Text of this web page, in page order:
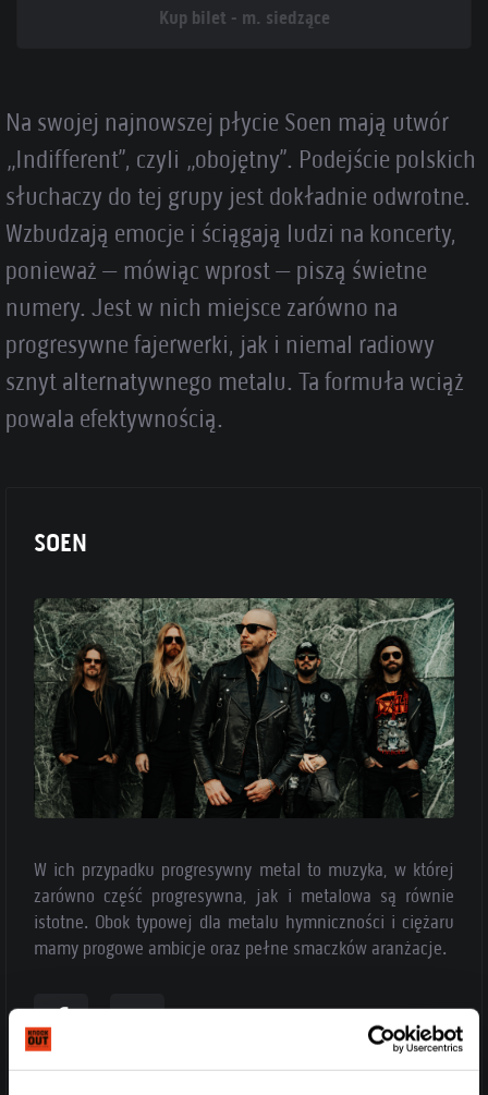
Kup bilet - m. siedzące
Na swojej najnowszej płycie Soen mają utwór
„Indifferent”, czyli „obojętny”. Podejście polskich
słuchaczy do tej grupy jest dokładnie odwrotne.
Wzbudzają emocje i ściągają ludzi na koncerty,
ponieważ – mówiąc wprost – piszą świetne
numery. Jest w nich miejsce zarówno na
progresywne fajerwerki, jak i niemal radiowy
sznyt alternatywnego metalu. Ta formuła wciąż
powala efektywnością.
SOEN
W ich przypadku progresywny metal to muzyka, w której
zarówno część progresywna, jak i metalowa są równie
istotne. Obok typowej dla metalu hymniczności i ciężaru
mamy progowe ambicje oraz pełne smaczków aranżacje.